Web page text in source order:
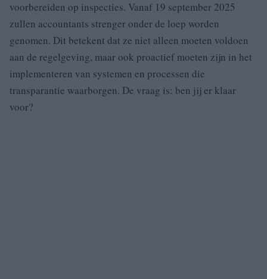
voorbereiden op inspecties. Vanaf 19 september 2025
zullen accountants strenger onder de loep worden
genomen. Dit betekent dat ze niet alleen moeten voldoen
aan de regelgeving, maar ook proactief moeten zijn in het
implementeren van systemen en processen die
transparantie waarborgen. De vraag is: ben jij er klaar
voor?